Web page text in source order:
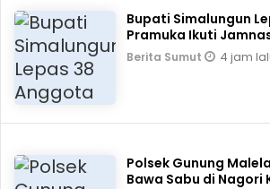
Bupati Simalungun
Pramuka Ikuti
Berita Sumut 4 jam
Polsek Gunung
Bawa Sabu di Nagori